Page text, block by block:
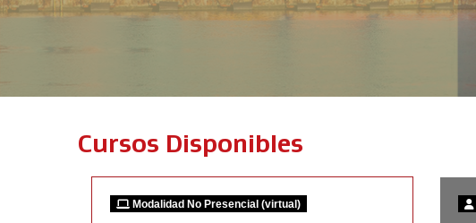
Cursos Disponibles
Modalidad No Presencial (virtual)